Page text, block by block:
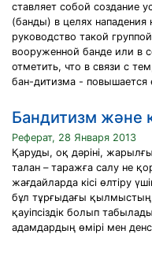
ставляет собой создание
(банды) в целях нападения
руководство такой
вооруженной банде или в
отметить, что в связи с
бан-дитизма - повышается
Бандитизм және
Реферат, 28 Января 2013
Қаруды, оқ дәріні,
талан – таражға салу не
жағдайларда кісі өлтіру
бұл тұрғыдағы қылмыстың
қауіпсіздік болып
адамдардың өмірі мен